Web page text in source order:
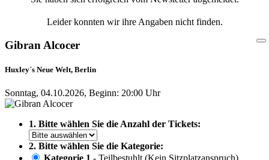
Leider konnten wir ihre Angaben nicht finden.
Gibran Alcocer
Huxley´s Neue Welt, Berlin
Sonntag, 04.10.2026, Beginn: 20:00 Uhr
1. Bitte wählen Sie die Anzahl der Tickets:
2. Bitte wählen Sie die Kategorie:
Kategorie 1 - Teilbestuhlt (Kein Sitzplatzanspruch)